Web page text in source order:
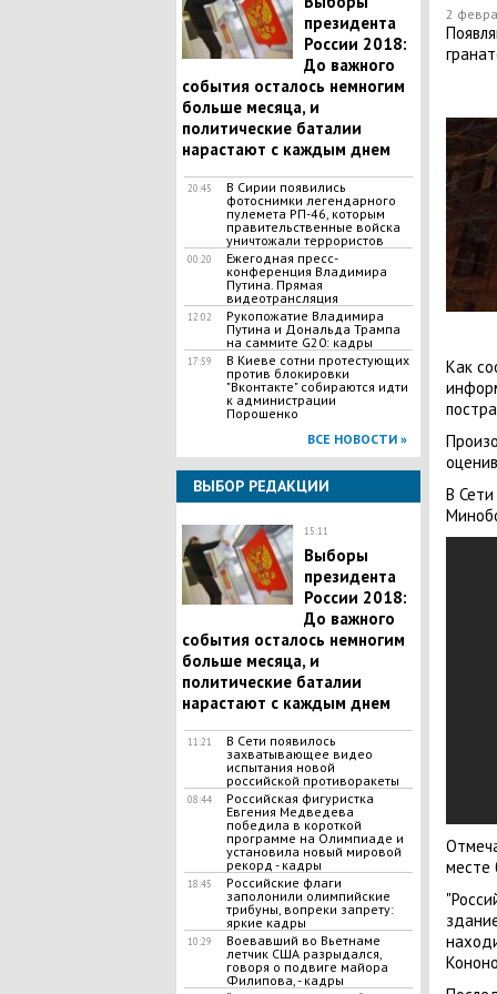
президента
России 2018:
До важного
события осталось немногим
больше месяца, и
политические баталии
нарастают с каждым днем
20:45
В Сирии появились
фотоснимки легендарного
пулемета РП-46, которым
правительственные войска
уничтожали террористов
00:20
Ежегодная пресс-
конференция Владимира
Путина. Прямая
видеотрансляция
12:02
Рукопожатие Владимира
Путина и Дональда Трампа
на саммите G20: кадры
17:59
В Киеве сотни протестующих
против блокировки
"Вконтакте" собираются идти
к администрации
Порошенко
ВСЕ НОВОСТИ »
ВЫБОР РЕДАКЦИИ
15:11
Выборы
президента
России 2018:
До важного
события осталось немногим
больше месяца, и
политические баталии
нарастают с каждым днем
11:21
В Сети появилось
захватывающее видео
испытания новой
российской противоракеты
08:44
Российская фигуристка
Евгения Медведева
победила в короткой
программе на Олимпиаде и
установила новый мировой
рекорд - кадры
18:45
Российские флаги
заполонили олимпийские
трибуны, вопреки запрету:
яркие кадры
10:29
Воевавший во Вьетнаме
летчик США разрыдался,
говоря о подвиге майора
Филипова, - кадры
2
Как
В
месте